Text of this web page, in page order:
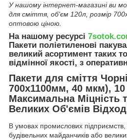
У нашому інтернет-магазині ви
для сміття, об'єм 120л, розмір
оптовою ціною.
На нашому ресурсі
Пакети поліетиленові
великий асортимент таких
відмінної якості, з
Пакети для сміття
700х1100мм, 40 мкм),
Максимальна Міцність
Великих Об'ємів
В умовах промислових підприємств,
будівельних майданчиків або